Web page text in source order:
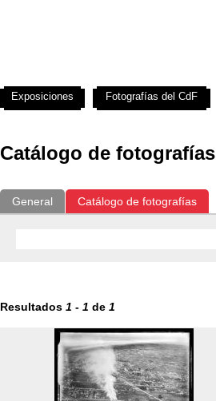
Catálogo de fotografías
General Catálogo de fotografías
Resultados 1 - 1 de 1
Exposiciones Fotografías del CdF